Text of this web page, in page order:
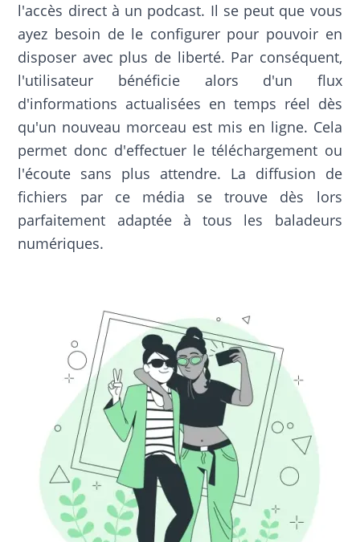
l'accès direct à un podcast. Il se peut que vous
ayez besoin de le configurer pour pouvoir en
disposer avec plus de liberté. Par conséquent,
l'utilisateur bénéficie alors d'un flux
d'informations actualisées en temps réel dès
qu'un nouveau morceau est mis en ligne. Cela
permet donc d'effectuer le téléchargement ou
l'écoute sans plus attendre. La diffusion de
fichiers par ce média se trouve dès lors
parfaitement adaptée à tous les baladeurs
numériques.